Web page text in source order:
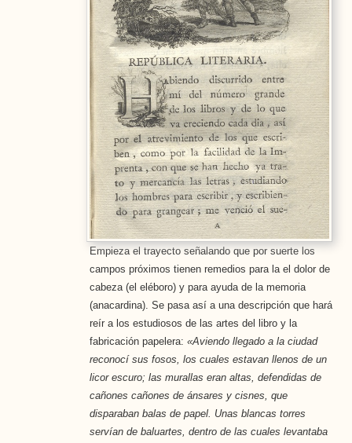
Empieza el trayecto señalando que por suerte los
campos próximos tienen remedios para la el dolor de
cabeza (el eléboro) y para ayuda de la memoria
(anacardina). Se pasa así a una descripción que hará
reír a los estudiosos de las artes del libro y la
fabricación papelera: «Aviendo llegado a la ciudad
reconocí sus fosos, los cuales estavan llenos de un
licor escuro; las murallas eran altas, defendidas de
cañones caño­nes de ánsares y cisnes, que
disparaban balas de papel. Unas blancas torres
servían de baluartes, dentro de las cuales levantaba